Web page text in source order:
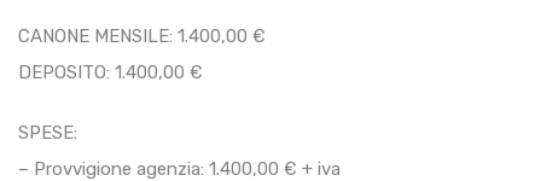
CANONE MENSILE: 1.400,00 €
DEPOSITO: 1.400,00 €
SPESE:
– Provvigione agenzia: 1.400,00 € + iva